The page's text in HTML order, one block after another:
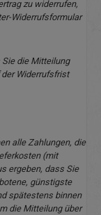
zu widerrufen,
Widerrufsformular
die Mitteilung
Widerrufsfrist
alle Zahlungen, die
(mit
ergeben, dass Sie
günstigste
spätestens binnen
die Mitteilung über